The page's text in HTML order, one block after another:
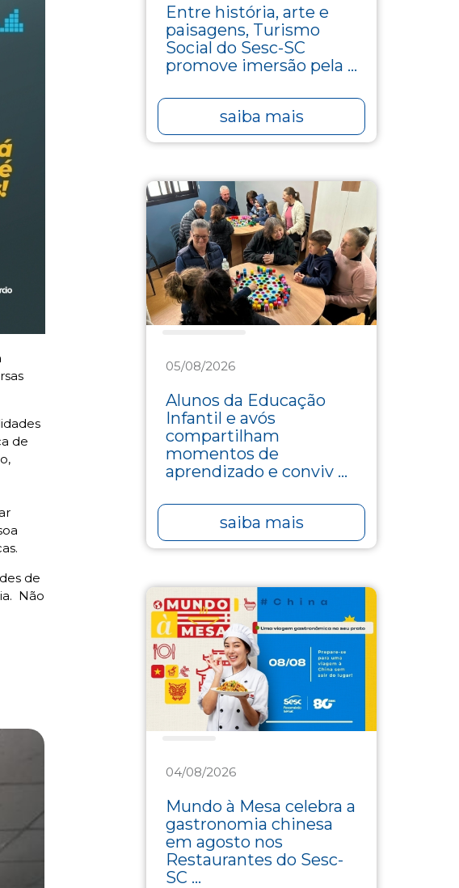
de
de
Não
Entre história, arte e
paisagens, Turismo
Social do Sesc-SC
promove imersão pela ...
saiba mais
05/08/2026
Alunos da Educação
Infantil e avós
compartilham
momentos de
aprendizado e conviv ...
saiba mais
04/08/2026
Mundo à Mesa celebra a
gastronomia chinesa
em agosto nos
Restaurantes do Sesc-
SC ...